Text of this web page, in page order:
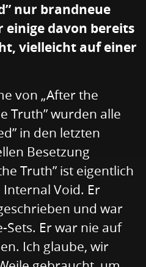
nur brandneue
einige davon bereits
vielleicht auf einer
von „After the
Truth” wurden alle
in den letzten
Besetzung
Truth” ist eigentlich
Void. Er
und war
Sets. Er war nie auf
Ich glaube, wir